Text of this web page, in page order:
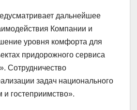
дальнейшее
Компании и
уровня комфорта для
придорожного сервиса
Сотрудничество
задач национального
и гостеприимство».